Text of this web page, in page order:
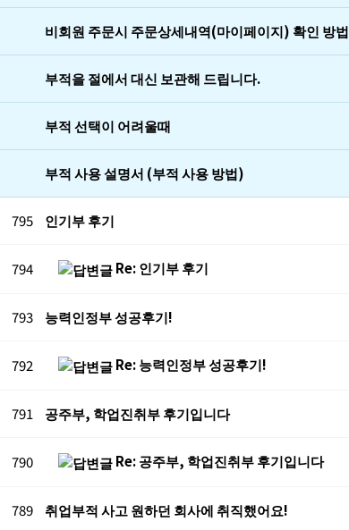
비회원 주문시 주문상세내역(마이페이지) 확인 방법
부적을 절에서 대신 보관해 드립니다.
부적 선택이 어려울때
부적 사용 설명서 (부적 사용 방법)
795 인기부 후기
794 Re: 인기부 후기
793 능력인정부 성공후기!
792 Re: 능력인정부 성공후기!
791 공주부, 학업진취부 후기입니다
790 Re: 공주부, 학업진취부 후기입니다
789 취업부적 사고 원하던 회사에 취직했어요!